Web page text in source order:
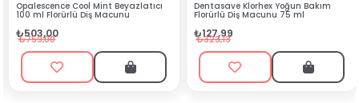
Dentasave Klorhex Yoğun Bakım
Florürlü Diş Macunu 75 ml
Black Berry Bitkisel Sprey 25